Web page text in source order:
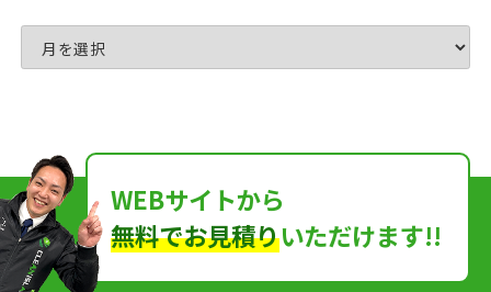
WEBサイトから
無料でお見積りいただけます!!